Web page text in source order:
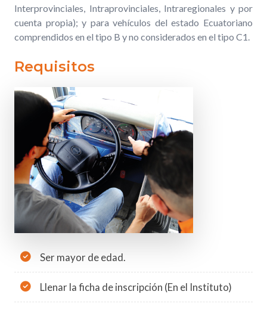
Interprovinciales, Intraprovinciales, Intraregionales y por
cuenta propia); y para vehículos del estado Ecuatoriano
comprendidos en el tipo B y no considerados en el tipo C1.
Requisitos
Ser mayor de edad.
Llenar la ficha de inscripción (En el Instituto)